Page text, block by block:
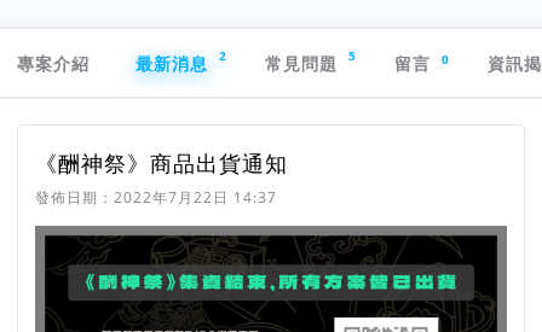
專案介紹
最新消息 2 常見問題 5 留言 0 資訊
《酬神祭》商品出貨通知
發佈日期： 2022年7月22日 14:37